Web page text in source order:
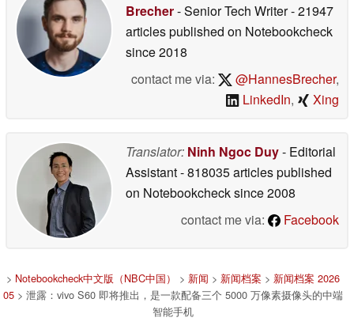
Brecher- Senior Tech Writer- 21947
articles published on Notebookcheck
since 2018
contact me via:
@HannesBrecher,
LinkedIn, Xing
Translator: Ninh Ngoc Duy- Editorial
Assistant- 818035 articles published
on Notebookchecksince 2008
contact me via:
Facebook
> Notebookcheck中文版（NBC中国） > 新闻 > 新闻档案 > 新闻档案 2026
05 > 泄露：vivo S60 即将推出，是一款配备三个 5000 万像素摄像头的中端
智能手机